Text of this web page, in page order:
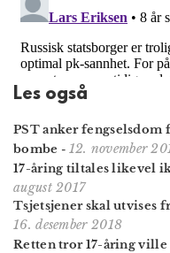
Les også
PST anker fengselsdom
bombe - 12. november
17-åring tiltales likevel
august 2017
Tsjetsjener skal utvises
16. desember 2018
Retten tror 17-åring